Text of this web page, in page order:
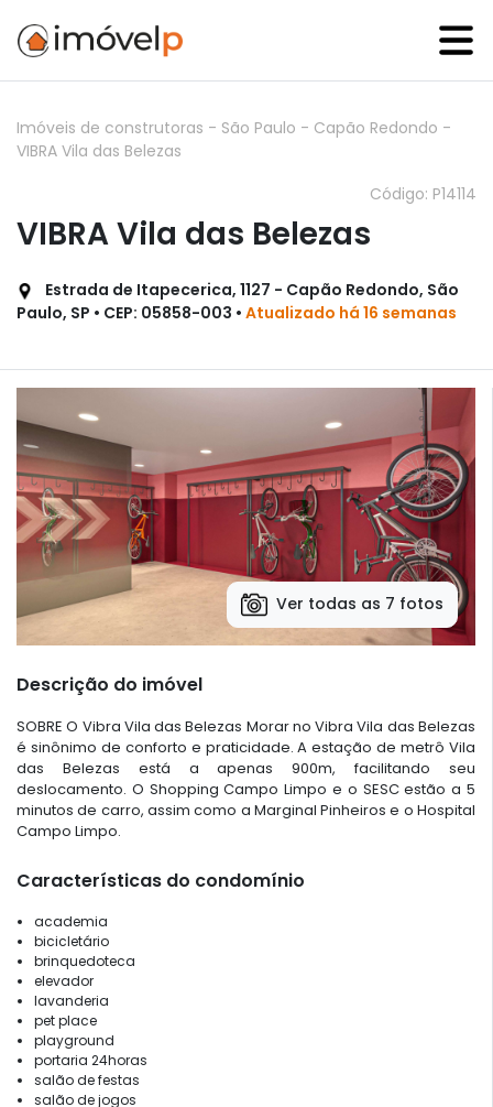
Imóveis de construtoras - São Paulo - Capão Redondo -
VIBRA Vila das Belezas
Código: P14114
VIBRA Vila das Belezas
Estrada de Itapecerica, 1127 - Capão Redondo, São
Paulo, SP • CEP: 05858-003 • Atualizado há 16 semanas
Ver todas as 7 fotos
Descrição do imóvel
SOBRE O Vibra Vila das Belezas Morar no Vibra Vila das Belezas
é sinônimo de conforto e praticidade. A estação de metrô Vila
das Belezas está a apenas 900m, facilitando seu
deslocamento. O Shopping Campo Limpo e o SESC estão a 5
minutos de carro, assim como a Marginal Pinheiros e o Hospital
Campo Limpo.
Características do condomínio
academia
bicicletário
brinquedoteca
elevador
lavanderia
pet place
playground
portaria 24horas
salão de festas
salão de jogos